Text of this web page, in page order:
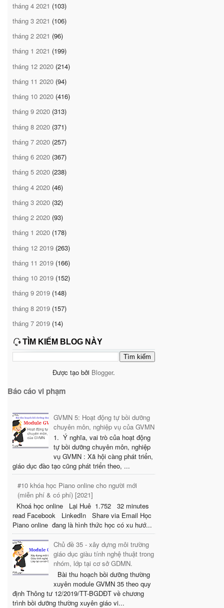
tháng 4 2021 (103)
tháng 3 2021 (106)
tháng 2 2021 (96)
tháng 1 2021 (199)
tháng 12 2020 (214)
tháng 11 2020 (94)
tháng 10 2020 (416)
tháng 9 2020 (313)
tháng 8 2020 (371)
tháng 7 2020 (257)
tháng 6 2020 (367)
tháng 5 2020 (238)
tháng 4 2020 (46)
tháng 3 2020 (32)
tháng 2 2020 (93)
tháng 1 2020 (178)
tháng 12 2019 (263)
tháng 11 2019 (166)
tháng 10 2019 (152)
tháng 9 2019 (148)
tháng 8 2019 (157)
tháng 7 2019 (14)
TÌM KIẾM BLOG NÀY
Được tạo bởi Blogger.
Báo cáo vi phạm
GVMN 5: Hoạt động tự bồi dưỡng
chuyên môn, nghiệp vụ của GVMN
1. Ý nghĩa, vai trò của hoạt động
tự bồi dưỡng chuyên môn, nghiệp
vụ GVMN : Xã hội càng phát triển,
giáo dục đào tạo cũng phát triển theo, ...
#10 khóa học Piano online cho người mới
(miễn phí & có phí) [2021]
Khoá học online Lại Huê 1.752 32 minutes
read Facebook LinkedIn Share via Email Học
Piano online đang là hình thức học có xu hướ...
Chủ đề 35 - xây dựng môi trường
giáo dục giàu tính nghệ thuật trong
nhóm, lớp tại cơ sở GDMN.
Bài thu hoạch bồi dưỡng thường
xuyên module GVMN 35 theo quy
định Thông tư 12/2019/TT-BGDĐT về chương
trình bồi dưỡng thường xuyên giáo vi...